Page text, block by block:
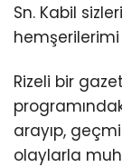
Sn. Kabil
Rizeli bir
arayıp,
olaylarla